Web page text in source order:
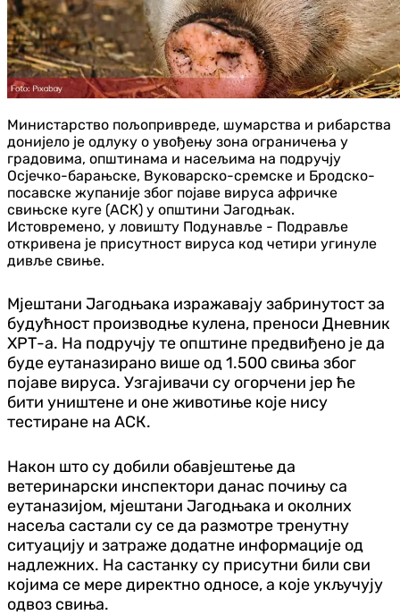
Министарство пољопривреде, шумарства и рибарства
донијело је одлуку о увођењу зона ограничења у
градовима, општинама и насељима на подручју
Осјечко-барањске, Вуковарско-сремске и Бродско-
посавске жупаније због појаве вируса афричке
свињске куге (АСК) у општини Јагодњак.
Истовремено, у ловишту Подунавље - Подравље
откривена је присутност вируса код четири угинуле
дивље свиње.
Мјештани Јагодњака изражавају забринутост за
будућност производње кулена, преноси Дневник
ХРТ-а. На подручју те општине предвиђено је да
буде еутаназирано више од 1.500 свиња због
појаве вируса. Узгајивачи су огорчени јер ће
бити уништене и оне животиње које нису
тестиране на АСК.
Након што су добили обавјештење да
ветеринарски инспектори данас почињу са
еутаназијом, мјештани Јагодњака и околних
насеља састали су се да размотре тренутну
ситуацију и затраже додатне информације од
надлежних. На састанку су присутни били сви
којима се мере директно односе, а које укључују
одвоз свиња.